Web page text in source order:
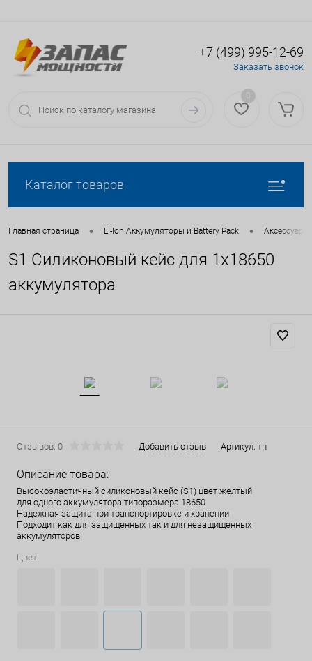
Вход Регистрация
+7 (499) 995-12-69
Заказать звонок
0
Каталог товаров
Главная страница • Li-Ion Аккумуляторы и Battery Pack • Аксессуары
S1 Силиконовый кейс для 1х18650
аккумулятора
Отзывов: 0 Добавить отзыв Артикул: тп
Описание товара:
Высокоэластичный силиконовый кейс (S1) цвет желтый
для одного аккумулятора типоразмера 18650
Надежная защита при транспортировке и хранении
Подходит как для защищенных так и для незащищенных
аккумуляторов.
Цвет: